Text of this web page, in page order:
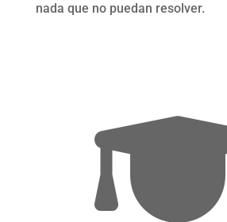
nada que no puedan resolver.